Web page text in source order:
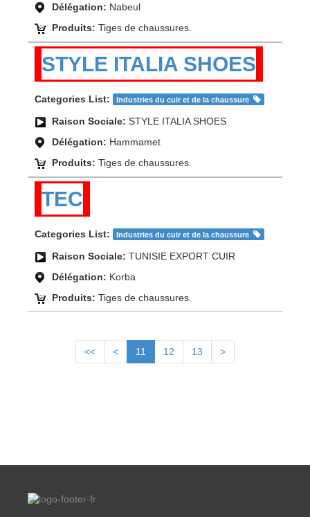
Délégation: Nabeul
Produits: Tiges de chaussures.
STYLE ITALIA SHOES
Categories List: Industries du cuir et de la chaussure
Raison Sociale: STYLE ITALIA SHOES
Délégation: Hammamet
Produits: Tiges de chaussures.
TEC
Categories List: Industries du cuir et de la chaussure
Raison Sociale: TUNISIE EXPORT CUIR
Délégation: Korba
Produits: Tiges de chaussures.
<< < 11 12 13 >